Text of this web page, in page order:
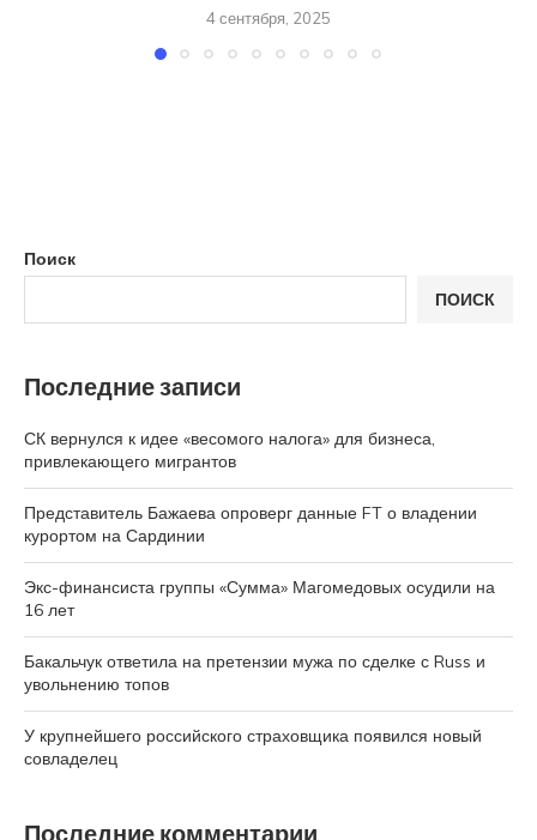
4 сентября, 2025
Поиск
ПОИСК
Последние записи
СК вернулся к идее «весомого налога» для бизнеса,
привлекающего мигрантов
Представитель Бажаева опроверг данные FT о владении
курортом на Сардинии
Экс-финансиста группы «Сумма» Магомедовых осудили на
16 лет
Бакальчук ответила на претензии мужа по сделке с Russ и
увольнению топов
У крупнейшего российского страховщика появился новый
совладелец